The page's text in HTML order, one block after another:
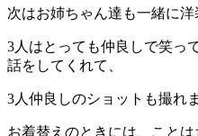
次はお姉ちゃん達も一緒に洋
3人はとっても仲良しで笑っ
話をしてくれて、
3人仲良しのショットも撮れ
お着替えのときには、こと